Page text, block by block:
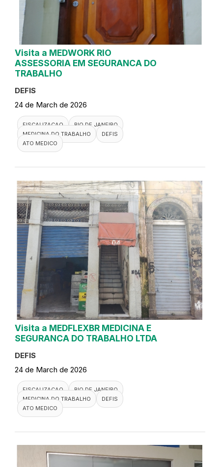
Visita a MEDWORK RIO
ASSESSORIA EM SEGURANCA DO
TRABALHO
DEFIS
24 de March de 2026
FISCALIZACAO
RIO DE JANEIRO
MEDICINA DO TRABALHO
DEFIS
ATO MEDICO
Visita a MEDFLEXBR MEDICINA E
SEGURANCA DO TRABALHO LTDA
DEFIS
24 de March de 2026
FISCALIZACAO
RIO DE JANEIRO
MEDICINA DO TRABALHO
DEFIS
ATO MEDICO